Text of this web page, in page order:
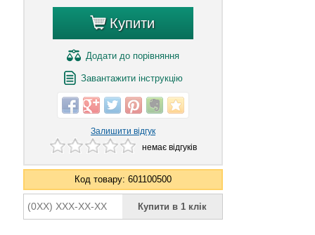
Купити
Додати до порівняння
Завантажити інструкцію
Залишити відгук
немає відгуків
Код товару: 601100500